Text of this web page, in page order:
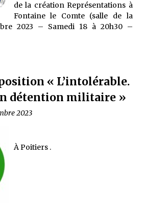
de la création Représentations à
Fontaine le Comte (salle de la
2023 – Samedi 18 à 20h30 –
« L’intolérable.
détention militaire »
2023
À Poitiers .